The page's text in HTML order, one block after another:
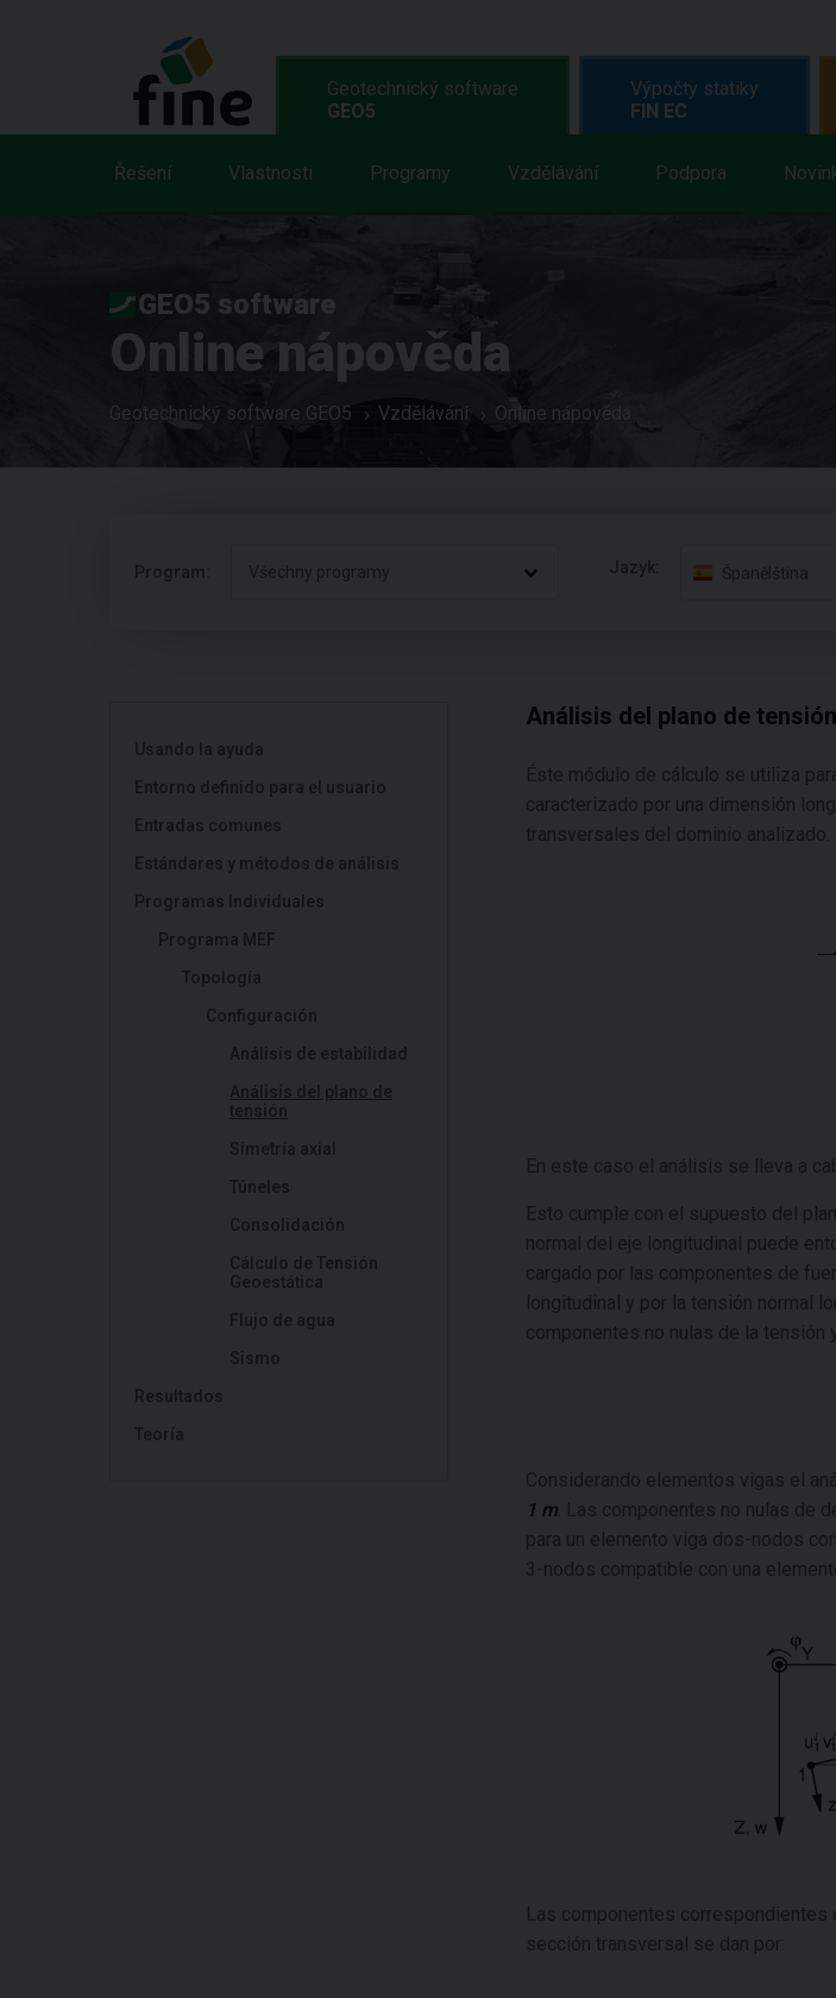
Geotechnický software
GEO5
Řešení Vlastnosti Programy Vzdělávání Podpora
Výpočty statiky
FIN EC
GEO5 software
Online nápověda
Geotechnický software GEO5 Vzdělávání Online nápověda
Program: Všechny programy Jazyk: Španělština
Usando la ayuda
Entorno definido para el usuario
Entradas comunes
Estándares y métodos de análisis
Programas Individuales
Programa MEF
Topología
Configuración
Análisis de estabilidad
Análisis del plano de
tensión
Simetría axial
Túneles
Consolidación
Cálculo de Tensión
Geoestática
Flujo de agua
Sismo
Resultados
Teoría
Análisis del plano de tensión
Éste módulo de cálculo se utiliza
caracterizado por una dimensión
transversales del dominio analizado.
En este caso el análisis se lleva a
Esto cumple con el supuesto del
normal del eje longitudinal puede
cargado por las componentes de
longitudinal y por la tensión normal
componentes no nulas de la tensión
Considerando elementos vigas el
1 m . Las componentes no nulas
para un elemento viga dos-nodos
3-nodos compatible con una
Las componentes correspondientes
sección transversal se dan por: